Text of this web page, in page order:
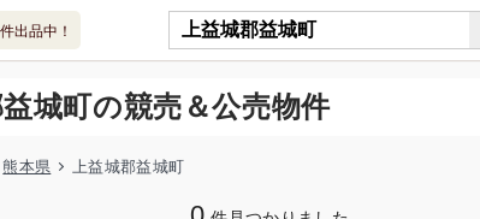
出品中！
城町の競売＆公売物件
熊本県 上益城郡益城町